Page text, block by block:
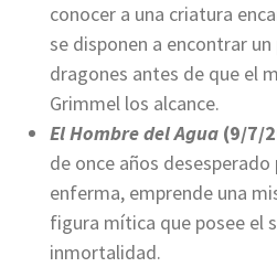
conocer a una criatura
se disponen a encontrar
dragones antes de que el
Grimmel los alcance.
El Hombre del Agua (9/7/
de once años
enferma, emprende una
figura mítica que posee el
inmortalidad.